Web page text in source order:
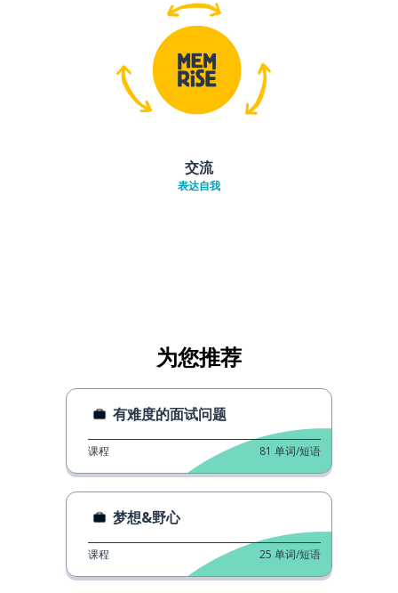
交流
表达自我
为您推荐
有难度的面试问题
课程 81 单词/短语
梦想&野心
课程 25 单词/短语